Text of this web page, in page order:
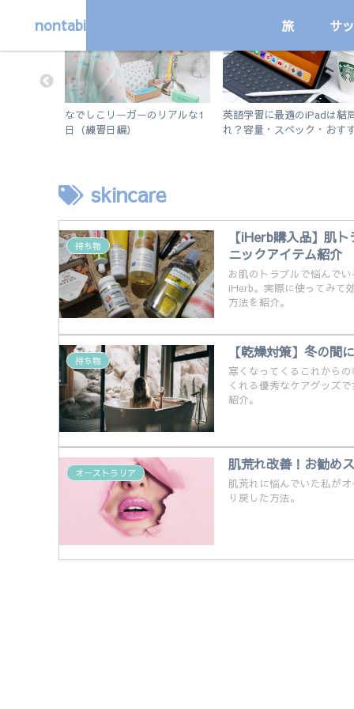
nontabi 旅 サ
サッカー
なでしこリーガーのリアルな1
日（練習日編）
英語学習に最適のiPadは結
れ？容量・スペック・おす
skincare
持ち物
【iHerb購入品】肌
ニックアイテム紹介
お肌のトラブルで悩んで
iHerb。実際に使ってみて
方法を紹介。
持ち物
【乾燥対策】冬の間
寒くなってくるこれから
くれる優秀なケアグッズ
紹介。
オーストラリア
肌荒れ改善！お勧め
肌荒れに悩んでいた私が
り戻した方法。